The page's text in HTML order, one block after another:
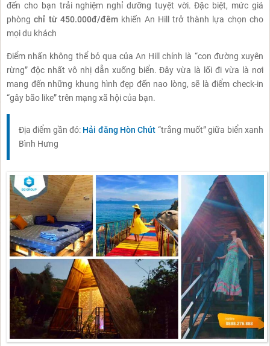
đến cho bạn trải nghiệm nghỉ dưỡng tuyệt vời. Đặc biệt, mức giá
phòngchỉ từ 450.000đ/đêm khiến An Hill trở thành lựa chọn cho
mọi du khách
Điểm nhấn không thể bỏ qua của An Hill chính là “con đường xuyên
rừng” độc nhất vô nhị dẫn xuống biển. Đây vừa là lối đi vừa là nơi
mang đến những khung hình đẹp đến nao lòng, sẽ là điểm check-in
“gây bão like” trên mạng xã hội của bạn.
Địa điểm gần đó: Hải đăng Hòn Chút “trắng muốt” giữa biển xanh
Bình Hưng